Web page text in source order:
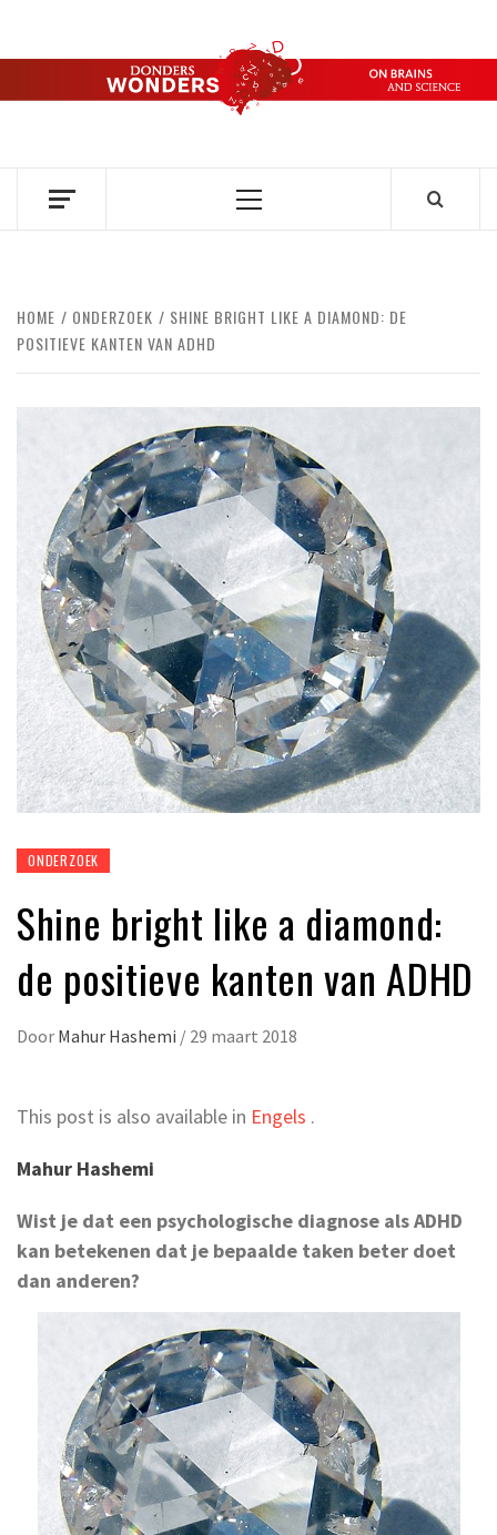
de
DONDERS
OVER HERSENEN EN WETENSCHAP // ON BRAINS AND
Primair
HOME ONDERZOEK
SHINE BRIGHT LIKE A DIAMOND: DE
POSITIEVE KANTEN VAN ADHD
ONDERZOEK
Shine bright like a diamond:
de positieve kanten van ADHD
Door Mahur Hashemi / 29 maart 2018
This post is also available in Engels .
Mahur Hashemi
Wist je dat een psychologische diagnose als ADHD
kan betekenen dat je bepaalde taken beter doet
dan anderen?